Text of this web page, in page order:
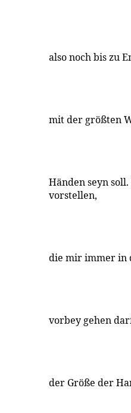
also noch bis zu
mit der größten
Händen seyn
vorstellen,
die mir immer in
vorbey gehen
der Größe der